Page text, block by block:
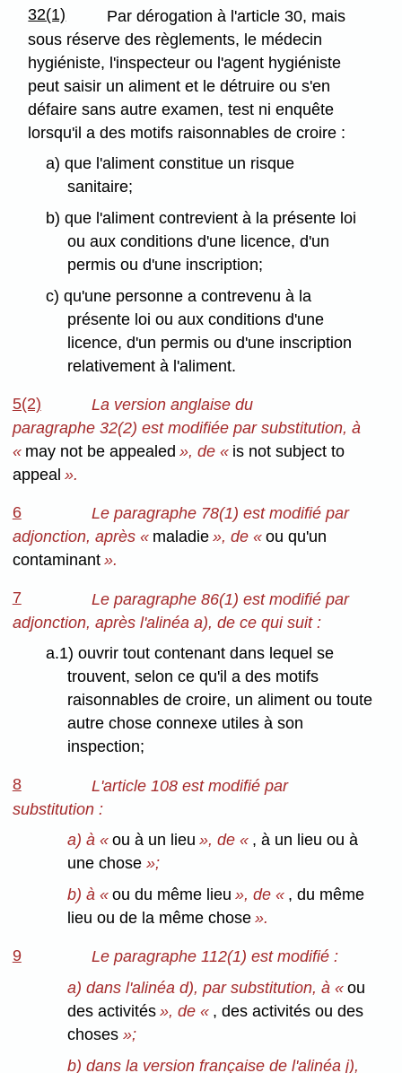
32(1)
Par dérogation à l'article 30, mais
sous réserve des règlements, le médecin
hygiéniste, l'inspecteur ou l'agent hygiéniste
peut saisir un aliment et le détruire ou s'en
défaire sans autre examen, test ni enquête
lorsqu'il a des motifs raisonnables de croire :
a) que l'aliment constitue un risque
sanitaire;
b) que l'aliment contrevient à la présente loi
ou aux conditions d'une licence, d'un
permis ou d'une inscription;
c) qu'une personne a contrevenu à la
présente loi ou aux conditions d'une
licence, d'un permis ou d'une inscription
relativement à l'aliment.
5(2)
La version anglaise du
paragraphe 32(2) est modifiée par substitution, à
« may not be appealed », de « is not subject to
appeal ».
6
Le paragraphe 78(1) est modifié par
adjonction, après « maladie», de « ou qu'un
contaminant».
7
Le paragraphe 86(1) est modifié par
adjonction, après l'alinéa a), de ce qui suit :
a.1) ouvrir tout contenant dans lequel se
trouvent, selon ce qu'il a des motifs
raisonnables de croire, un aliment ou toute
autre chose connexe utiles à son
inspection;
8
L'article 108 est modifié par
substitution :
a) à «ou à un lieu », de « , à un lieu ou à
une chose»;
b) à «ou du même lieu », de « , du même
lieu ou de la même chose ».
9
Le paragraphe 112(1) est modifié :
a) dans l'alinéa d), par substitution, à «ou
des activités », de « , des activités ou des
choses»;
b) dans la version française de l'alinéa j),